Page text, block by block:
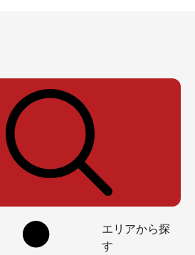
エリアから探
す